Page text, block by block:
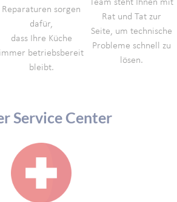
Reparaturen sorgen
dafür,
dass Ihre Küche
immer betriebsbereit
bleibt.
Rat und Tat zur
Seite, um technische
Probleme schnell zu
lösen.
Service Center